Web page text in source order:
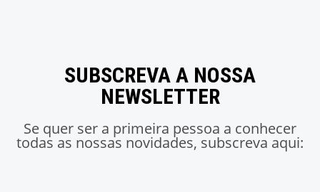
SUBSCREVA A NOSSA
NEWSLETTER
Se quer ser a primeira pessoa a conhecer
todas as nossas novidades, subscreva aqui: